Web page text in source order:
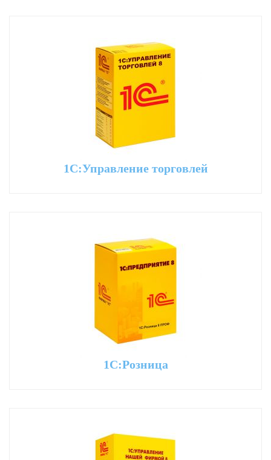
1С:Управление торговлей
1С:Розница